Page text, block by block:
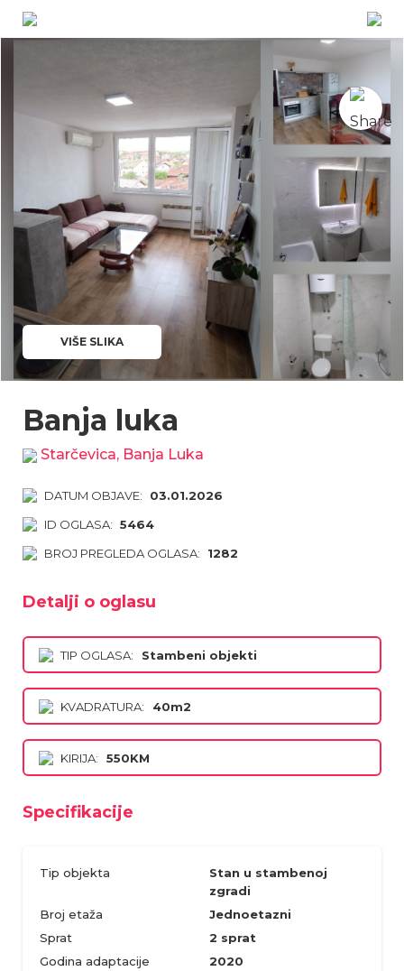
Banja luka
Starčevica, Banja Luka
VIŠE SLIKA
Detalji o oglasu
TIP OGLASA: Stambeni objekti
KVADRATURA: 40m2
KIRIJA: 550KM
DATUM OBJAVE:
03.01.2026
ID OGLASA: 5464
BROJ PREGLEDA OGLASA:
1282
Specifikacije
Tip objekta
Stan u stambenoj
zgradi
Broj etaža
Jednoetazni
Sprat
2 sprat
Godina adaptacije
2020